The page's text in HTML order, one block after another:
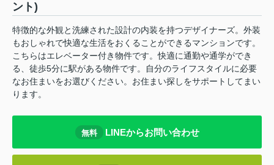
ント)
特徴的な外観と洗練された設計の内装を持つデザイナーズ。外装
もおしゃれで快適な生活をおくることができるマンションです。
こちらはエレベーター付き物件です。快適に通勤や通学ができ
る、徒歩5分に駅がある物件です。自分のライフスタイルに必要
なお住まいをお選びください。お住まい探しをサポートしてまい
ります。
無料 LINEからお問い合わせ